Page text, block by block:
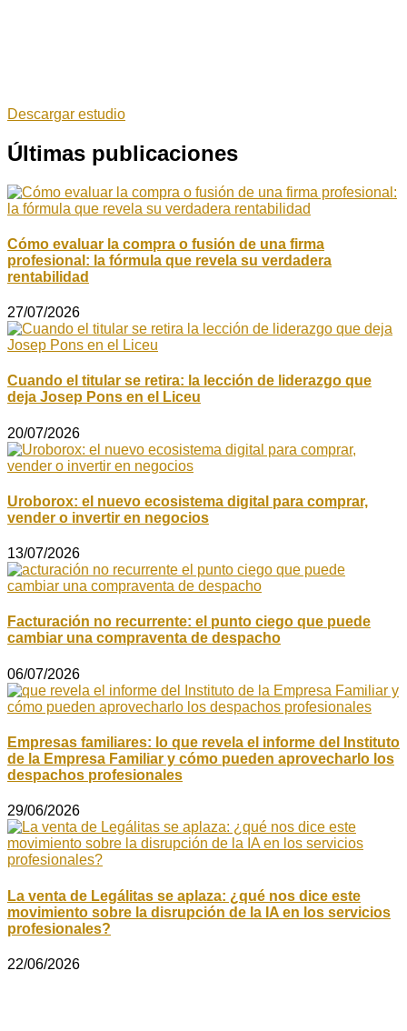
Descargar estudio
Últimas publicaciones
Cómo evaluar la compra o fusión de una firma
profesional: la fórmula que revela su verdadera
rentabilidad
27/07/2026
Cuando el titular se retira: la lección de liderazgo que
deja Josep Pons en el Liceu
20/07/2026
Uroborox: el nuevo ecosistema digital para comprar,
vender o invertir en negocios
13/07/2026
Facturación no recurrente: el punto ciego que puede
cambiar una compraventa de despacho
06/07/2026
Empresas familiares: lo que revela el informe del Instituto
de la Empresa Familiar y cómo pueden aprovecharlo los
despachos profesionales
29/06/2026
La venta de Legálitas se aplaza: ¿qué nos dice este
movimiento sobre la disrupción de la IA en los servicios
profesionales?
22/06/2026